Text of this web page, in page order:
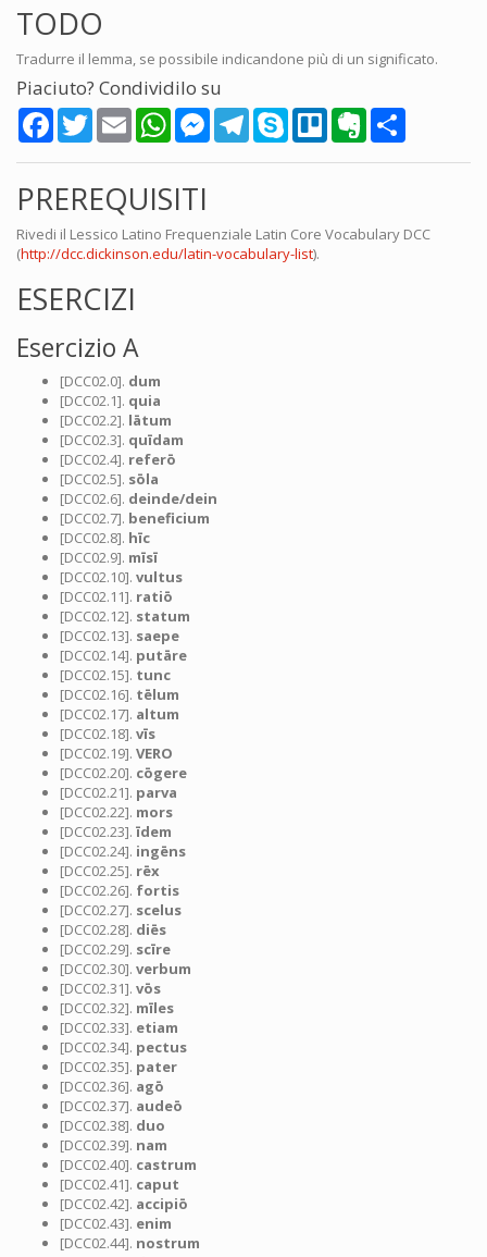
TODO
Tradurre il lemma, se possibile indicandone più di un significato.
Piaciuto? Condividilo su
FacebookTwitterEmail WhatsAppMessengerTelegramSkype Trello Evernote
PREREQUISITI
Rivedi il Lessico Latino Frequenziale Latin Core Vocabulary DCC
(http://dcc.dickinson.edu/latin-vocabulary-list).
ESERCIZI
Esercizio A
[DCC02.0]. dum
[DCC02.1]. quia
[DCC02.2]. lātum
[DCC02.3]. quīdam
[DCC02.4]. referō
[DCC02.5]. sōla
[DCC02.6]. deinde/dein
[DCC02.7]. beneficium
[DCC02.8]. hīc
[DCC02.9]. mīsī
[DCC02.10]. vultus
[DCC02.11]. ratiō
[DCC02.12]. statum
[DCC02.13]. saepe
[DCC02.14]. putāre
[DCC02.15]. tunc
[DCC02.16]. tēlum
[DCC02.17]. altum
[DCC02.18]. vīs
[DCC02.19]. VERO
[DCC02.20]. cōgere
[DCC02.21]. parva
[DCC02.22]. mors
[DCC02.23]. īdem
[DCC02.24]. ingēns
[DCC02.25]. rēx
[DCC02.26]. fortis
[DCC02.27]. scelus
[DCC02.28]. diēs
[DCC02.29]. scīre
[DCC02.30]. verbum
[DCC02.31]. vōs
[DCC02.32]. mīles
[DCC02.33]. etiam
[DCC02.34]. pectus
[DCC02.35]. pater
[DCC02.36]. agō
[DCC02.37]. audeō
[DCC02.38]. duo
[DCC02.39]. nam
[DCC02.40]. castrum
[DCC02.41]. caput
[DCC02.42]. accipiō
[DCC02.43]. enim
[DCC02.44]. nostrum